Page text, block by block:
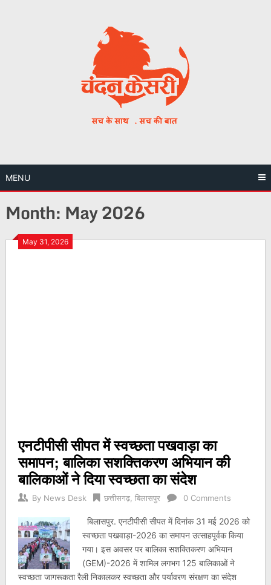
MENU
Month: May 2026
May 31, 2026
एनटीपीसी सीपत में स्वच्छता पखवाड़ा का
समापन; बालिका सशक्तिकरण अभियान की
बालिकाओं ने दिया स्वच्छता का संदेश
By News Desk छत्तीसगढ़, बिलासपुर 0 Comments
बिलासपुर. एनटीपीसी सीपत में दिनांक 31 मई 2026 को
स्वच्छता पखवाड़ा-2026 का समापन उत्साहपूर्वक किया
गया। इस अवसर पर बालिका सशक्तिकरण अभियान
(GEM)-2026 में शामिल लगभग 125 बालिकाओं ने
स्वच्छता जागरूकता रैली निकालकर स्वच्छता और पर्यावरण संरक्षण का संदेश